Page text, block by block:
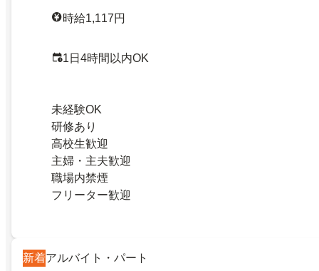
時給1,117円
1日4時間以内OK
未経験OK
研修あり
高校生歓迎
主婦・主夫歓迎
職場内禁煙
フリーター歓迎
新着アルバイト・パート